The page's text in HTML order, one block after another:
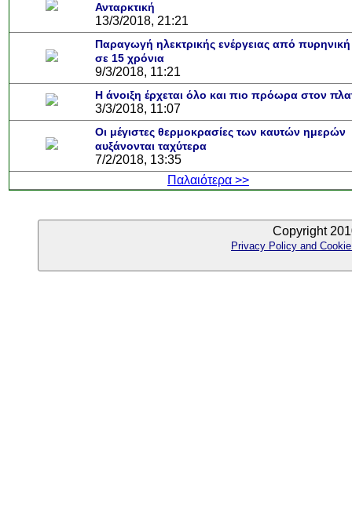
Ανταρκτική
13/3/2018, 21:21
Παραγωγή ηλεκτρικής ενέργειας από
σε 15 χρόνια
9/3/2018, 11:21
Η άνοιξη έρχεται όλο και πιο πρόωρα στον
3/3/2018, 11:07
Οι μέγιστες θερμοκρασίες των καυτών ημερών
αυξάνονται ταχύτερα
7/2/2018, 13:35
Παλαιότερα >>
Copyright
Privacy Policy and